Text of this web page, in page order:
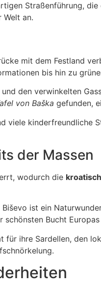
Straßenführung,
Welt an.
mit dem Festland
bis hin zu
den verwinkelten
von Baška gefunden,
viele
der Massen
wodurch die
ist ein
Bucht
für ihre Sardellen, den